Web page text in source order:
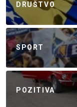
DRUŠTVO
SPORT
POZITIVA